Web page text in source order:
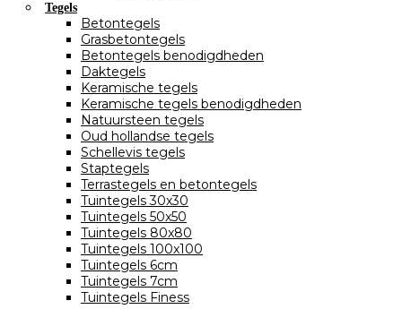
Tegels
Betontegels
Grasbetontegels
Betontegels benodigdheden
Daktegels
Keramische tegels
Keramische tegels benodigdheden
Natuursteen tegels
Oud hollandse tegels
Schellevis tegels
Staptegels
Terrastegels en betontegels
Tuintegels 30x30
Tuintegels 50x50
Tuintegels 80x80
Tuintegels 100x100
Tuintegels 6cm
Tuintegels 7cm
Tuintegels Finess